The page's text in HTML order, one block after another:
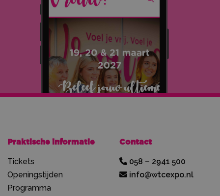
Praktische informatie
Tickets
Openingstijden
Programma
Contact
058 – 2941 500
info@wtcexpo.nl